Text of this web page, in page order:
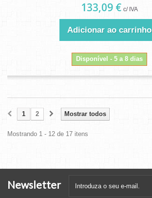
133,09 € c/ IVA
Adicionar ao carrinho
Disponível - 5 a 8 dias
Mostrar todos
1 2
Mostrando 1 - 12 de 17 itens
Newsletter